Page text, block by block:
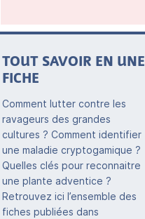
TOUT SAVOIR EN UNE
FICHE
Comment lutter contre les
ravageurs des grandes
cultures ? Comment identifier
une maladie cryptogamique ?
Quelles clés pour reconnaitre
une plante adventice ?
Retrouvez ici l’ensemble des
fiches publiées dans